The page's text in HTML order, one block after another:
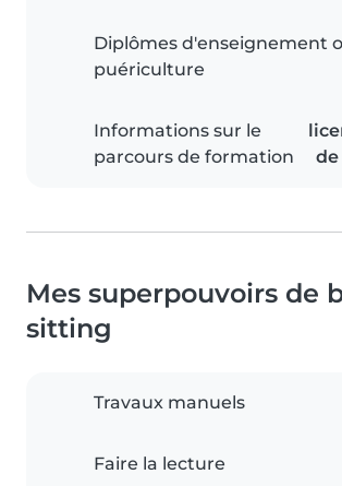
Diplômes d'enseignement
puériculture
Informations sur le
parcours de formation
Mes superpouvoirs de
sitting
Travaux manuels
Faire la lecture